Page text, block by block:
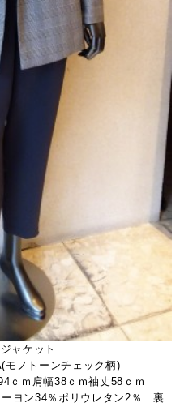
ャケット
ノトーンチェック柄)
ｃｍ肩幅38ｃｍ袖丈58ｃｍ
ヨン34％ポリウレタン2％ 裏